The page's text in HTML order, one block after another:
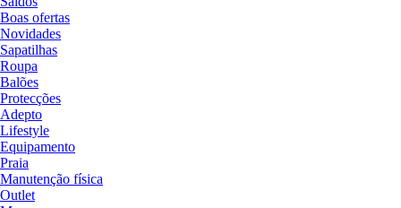
Boas ofertas
Novidades
Sapatilhas
Roupa
Balões
Protecções
Adepto
Lifestyle
Equipamento
Praia
Manutenção física
Outlet